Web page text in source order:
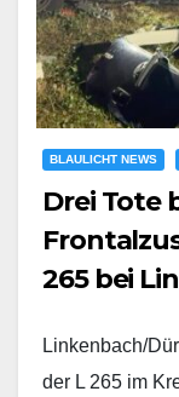
BLAULICHT NEWS
Drei Tote
265 bei
Linkenbach/
der L 265 im